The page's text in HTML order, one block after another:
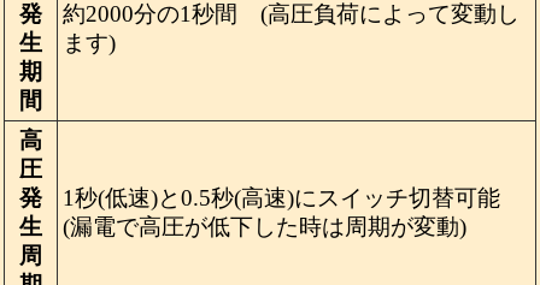
発
生
期
間
約2000分の1秒間 (高圧負荷によって変動し
ます)
高
圧
発
生
周
1秒(低速)と0.5秒(高速)にスイッチ切替可能
(漏電で高圧が低下した時は周期が変動)